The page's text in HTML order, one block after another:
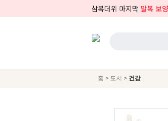
삼복더위 마지막 말복 보
홈 > 도서 > 건강